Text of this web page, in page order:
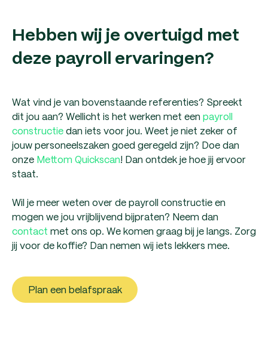
Hebben wij je overtuigd met
deze payroll ervaringen?
Wat vind je van bovenstaande referenties? Spreekt
dit jou aan? Wellicht is het werken met een payroll
constructiedan iets voor jou. Weet je niet zeker of
jouw personeelszaken goed geregeld zijn? Doe dan
onze Mettom Quickscan! Dan ontdek je hoe jij ervoor
staat.
Wil je meer weten over de payroll constructie en
mogen we jou vrijblijvend bijpraten? Neem dan
contact met ons op. We komen graag bij je langs. Zorg
jij voor de koffie? Dan nemen wij iets lekkers mee.
Plan een belafspraak